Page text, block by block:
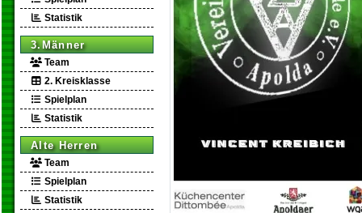
Statistik
3.Männer
Team
2. Kreisklasse
Spielplan
Statistik
Alte Herren
Team
Spielplan
Statistik